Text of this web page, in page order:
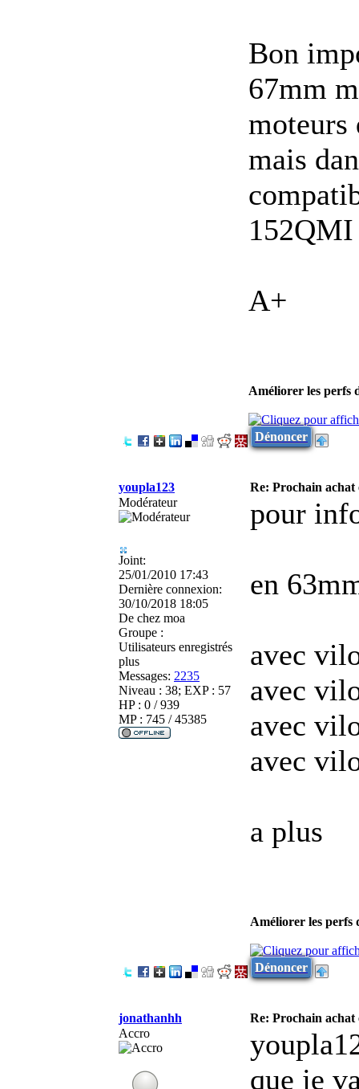
Bon
67mm
moteurs
mais
A+
Améliorer les perfs
Dénoncer
youpla123
Re: Prochain achat
Modérateur
Joint:
25/01/2010 17:43
Dernière connexion:
30/10/2018 18:05
De chez moa
Groupe :
Utilisateurs enregistrés
plus
Messages: 2235
Niveau : 38; EXP : 57
HP : 0 / 939
MP : 745 / 45385
pour
en
avec
avec
avec
avec
a plus
Améliorer les perfs
Dénoncer
jonathanhh
Re: Prochain achat
Accro
que je